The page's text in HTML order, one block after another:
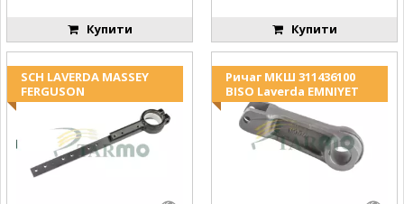
Купити Купити
SCH LAVERDA MASSEY
FERGUSON
Ричаг МКШ 311436100
BISO Laverda EMNIYET